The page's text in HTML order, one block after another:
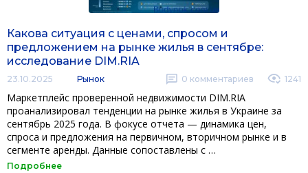
Какова ситуация с ценами, спросом и
предложением на рынке жилья в сентябре:
исследование DIM.RIA
23.10.2025 Рынок 0 комментариев 1241
Маркетплейс проверенной недвижимости DIM.RIA
проанализировал тенденции на рынке жилья в Украине за
сентябрь 2025 года. В фокусе отчета — динамика цен,
спроса и предложения на первичном, вторичном рынке и в
сегменте аренды. Данные сопоставлены с …
Подробнее